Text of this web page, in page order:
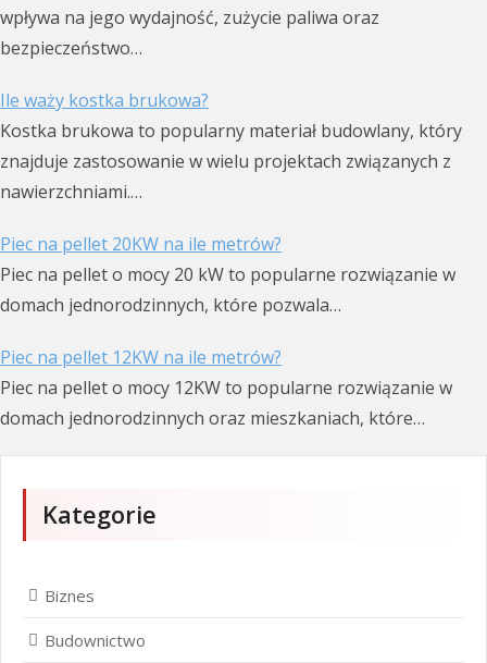
wpływa na jego wydajność, zużycie paliwa oraz
bezpieczeństwo…
Ile waży kostka brukowa?
Kostka brukowa to popularny materiał budowlany, który
znajduje zastosowanie w wielu projektach związanych z
nawierzchniami.…
Piec na pellet 20KW na ile metrów?
Piec na pellet o mocy 20 kW to popularne rozwiązanie w
domach jednorodzinnych, które pozwala…
Piec na pellet 12KW na ile metrów?
Piec na pellet o mocy 12KW to popularne rozwiązanie w
domach jednorodzinnych oraz mieszkaniach, które…
Kategorie
Biznes
Budownictwo